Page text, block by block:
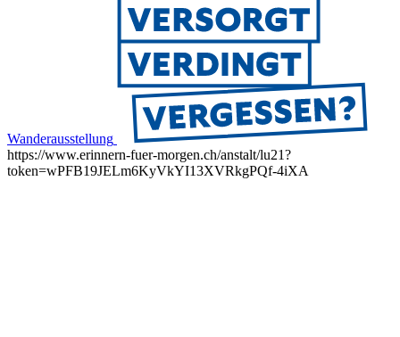
Wanderausstellung
https://www.erinnern-fuer-morgen.ch/anstalt/lu21?
token=wPFB19JELm6KyVkYI13XVRkgPQf-4iXA